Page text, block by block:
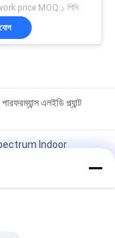
price MOQ:১ পিসি
এলইডি প্ল্যান্ট
Indoor
Bar Lights LED